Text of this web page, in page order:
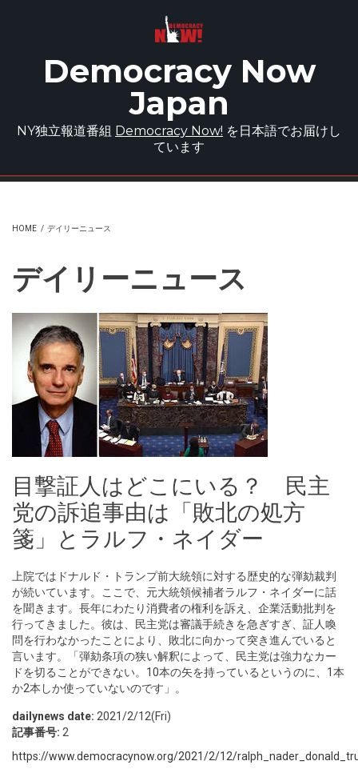
Democracy Now
Japan
NY独立報道番組 Democracy Now! を日本語でお届けし
ています
HOME / デイリーニュース
デイリーニュース
目撃証人はどこにいる？ 民主
党の訴追事由は「敗北の処方
箋」とラルフ・ネイダー
上院ではドナルド・トランプ前大統領に対する歴史的な弾劾裁判
が続いています。ここで、元大統領候補者ラルフ・ネイダーに話
を聞きます。長年にわたり消費者の権利を訴え、企業活動批判を
行ってきました。彼は、民主党は審議手続きを急ぎすぎ、証人喚
問を行わなかったことにより、敗北に向かって突き進んでいると
言います。「弾劾条項の狭い解釈によって、民主党は強力なカー
ドを切ることができない。10本の矢を持っているというのに、1本
か2本しか使っていないのです」。
dailynews date: 2021/2/12(Fri)
記事番号: 2
https://www.democracynow.org/2021/2/12/